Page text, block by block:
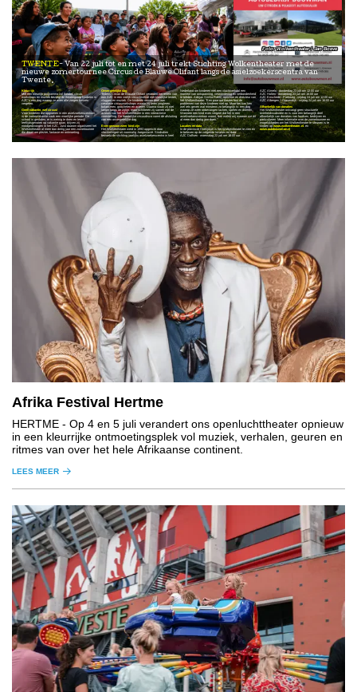
TWENTE Van 22 juli tot en met 24 juli trekt Stichting Wolkentheater met de
nieuwe zomertournee Circus de Blauwe Olifant langs de asielzoekerscentra van
Twente.
Kleurrijk
Met een kleurrijk programma vol theater, circus,
workshops en muziek bezorgt de theatergroep kinderen in
AZC's een dag waarop ze even alle zorgen kunnen
vergeten.
Geen vakantie, wel circus!
Voor kinderen die opgroeien in een asielzoekerscentrum
is de zomervakantie vaak een moeilijke periode. De
school is gesloten, er is weinig te doen en terwijl
leeftijdsgenoten op vakantie gaan, blijven zij
noodgedwongen in het AZC. Juist daarom organiseert het
Wolkentheater al meer dan dertig jaar een zomertournee
die draait om plezier, fantasie en ontmoeting.
Onvergetelijke dag
Tijdens Circus de Blauwe Olifant verandert het terrein van
een AZC in een vrolijk circusfestival met kleurrijke tenten,
vlaggen en muziek. De kinderen nemen deel aan
creatieve circusworkshops waarin zij leren jongleren,
balanceren, goochelen en acteren. Daarna staan zij niet
langer langs de zijlijn, maar schitteren zij samen met de
acteurs van het Wolkentheater in een interactieve
voorstelling. De feestelijke circusdisco vormt de afsluiting
van een onvergetelijke dag.
Even gewoon weer kind zijn
Het Wolkentheater werd in 1993 opgericht door
vluchtelingen uit voormalig Joegoslavië. Sindsdien
bezoekt de stichting jaarlijks asielzoekerscentra in heel
Nederland om kinderen met een vluchtverhaal een
moment van ontspanning, verwondering en verbondenheid
te bieden. Adrijan Siniša Rakić, oprichter en directeur van
het Wolkentheater: "Een paar uur theater lost de
problemen van deze kinderen niet op. Maar het kan hen
wel iets geven wat minstens zo belangrijk is: een dag
waarop ze weer onbevangen lachen, spelen en dromen.
Wanneer een kind even vergeet dat het in een
asielzoekerscentrum woont, dan weten wij waarom we dit
al meer dan dertig jaar doen."
Locaties en data
In de provincie Overijssel is het Wolkentheater te zien en
te beleven op de volgende locaties en data:
AZC Dalfsen - woensdag 22 juli om 16:00 uur
AZC Almelo - donderdag 23 juli om 12:00 uur
AZC Holten - donderdag 23 juli om 16:00 uur
AZC Enschede - Parkweg - vrijdag 24 juli om 12:00 uur
AZC Albergen – Gravendijk - vrijdag 24 juli om 16:00 uur
Afhankelijk van donaties
Het Wolkentheater ontvangt geen structurele
overheidssubsidie en is voor een belangrijk deel
afhankelijk van donaties van fondsen, bedrijven en
particulieren. Meer informatie over de zomertournee en
mogelijkheden om het Wolkentheater te steunen is te
vinden opwww.wolkentheater.nl. en
www.autobouwman.nl
Wolkentheater / Jan Boeve
Afrika Festival Hertme
HERTME - Op 4 en 5 juli verandert ons openluchttheater opnieuw
in een kleurrijke ontmoetingsplek vol muziek, verhalen, geuren en
ritmes van over het hele Afrikaanse continent.
LEES MEER